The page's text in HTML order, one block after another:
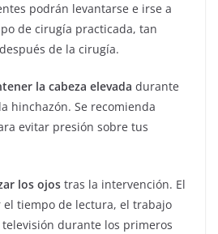
podrán levantarse e irse a
de cirugía practicada, tan
de la cirugía.
la cabeza elevada durante
hinchazón. Se recomienda
evitar presión sobre tus
los ojos tras la intervención. El
tiempo de lectura, el trabajo
durante los primeros